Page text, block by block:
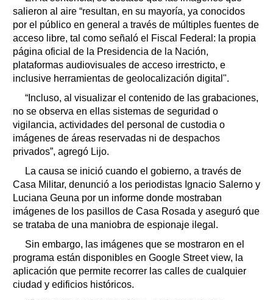
salieron al aire “resultan, en su mayoría, ya conocidos
por el público en general a través de múltiples fuentes de
acceso libre, tal como señaló el Fiscal Federal: la propia
página oficial de la Presidencia de la Nación,
plataformas audiovisuales de acceso irrestricto, e
inclusive herramientas de geolocalización digital".
“Incluso, al visualizar el contenido de las grabaciones,
no se observa en ellas sistemas de seguridad o
vigilancia, actividades del personal de custodia o
imágenes de áreas reservadas ni de despachos
privados”, agregó Lijo.
La causa se inició cuando el gobierno, a través de
Casa Militar, denunció a los periodistas Ignacio Salerno y
Luciana Geuna por un informe donde mostraban
imágenes de los pasillos de Casa Rosada y aseguró que
se trataba de una maniobra de espionaje ilegal.
Sin embargo, las imágenes que se mostraron en el
programa están disponibles en Google Street view, la
aplicación que permite recorrer las calles de cualquier
ciudad y edificios históricos.